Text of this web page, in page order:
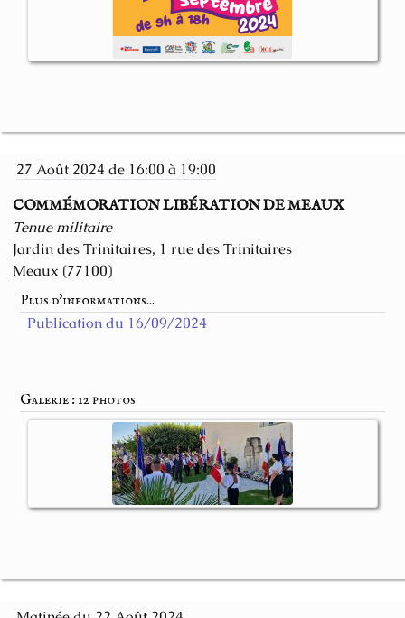
27 Août 2024 de 16:00 à 19:00
COMMÉMORATION LIBÉRATION DE MEAUX
Tenue militaire
Jardin des Trinitaires, 1 rue des Trinitaires
Meaux (77100)
Plus d'informations...
Publication du 16/09/2024
Galerie : 12 photos